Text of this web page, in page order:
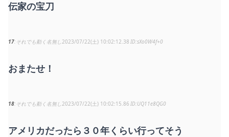
伝家の宝刀
17 それでも動く名無し 2023/07/22(土) 10:02:12.38 sXo0W4f+0
おまたせ！
18 それでも動く名無し 2023/07/22(土) 10:02:15.86 UQ11e8QG0
アメリカだったら３０年くらい行ってそう